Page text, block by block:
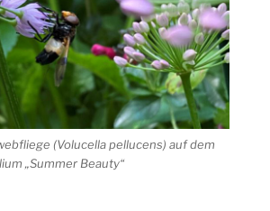
(Volucella pellucens) auf dem
„Summer Beauty“